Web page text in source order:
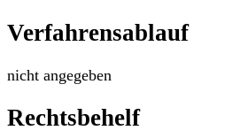
Verfahrensablauf
nicht angegeben
Rechtsbehelf